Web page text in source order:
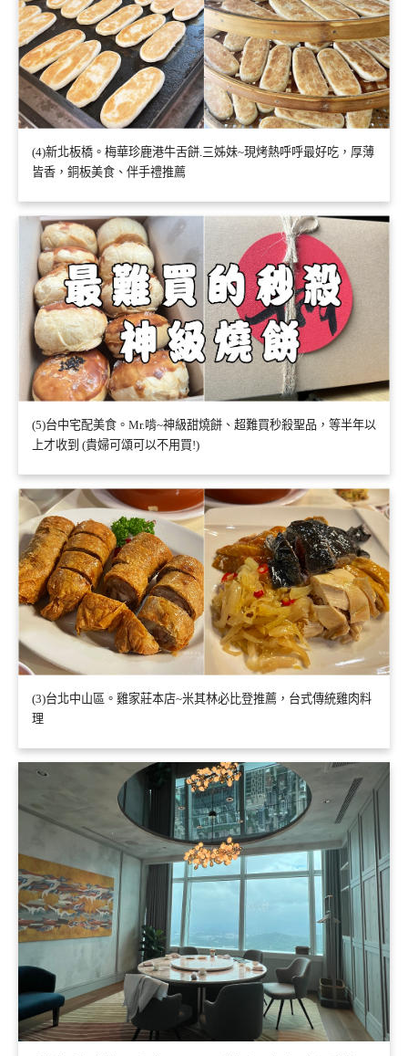
(4)新北板橋。梅華珍鹿港牛舌餅.三姊妹~現烤熱呼呼最好吃，厚薄
皆香，銅板美食、伴手禮推薦
(5)台中宅配美食。Mr.啃~神級甜燒餅、超難買秒殺聖品，等半年以
上才收到 (貴婦可頌可以不用買!)
(3)台北中山區。雞家莊本店~米其林必比登推薦，台式傳統雞肉料
理